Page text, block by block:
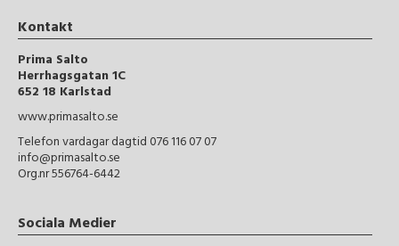
Kontakt
Prima Salto
Herrhagsgatan 1C
652 18 Karlstad
www.primasalto.se
Telefon vardagar dagtid 076 116 07 07
info@primasalto.se
Org.nr 556764-6442
Sociala Medier